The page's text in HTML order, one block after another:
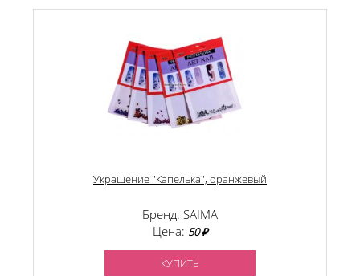
Украшение "Капелька", оранжевый
Бренд: SAIMA
Цена: 50 ₽
КУПИТЬ